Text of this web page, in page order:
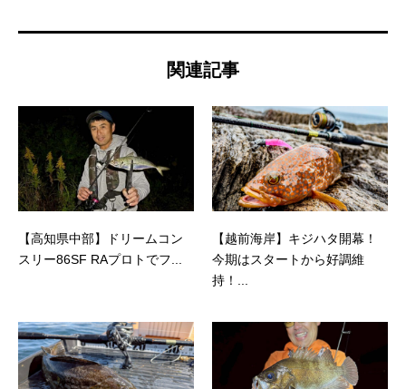
関連記事
【高知県中部】ドリームコン
スリー86SF RAプロトでフ...
【越前海岸】キジハタ開幕！
今期はスタートから好調維
持！...